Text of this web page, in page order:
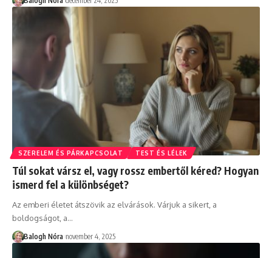
SZERELEM ÉS PÁRKAPCSOLAT TEST ÉS LÉLEK
Túl sokat vársz el, vagy rossz embertől kéred? Hogyan
ismerd fel a különbséget?
Az emberi életet átszövik az elvárások. Várjuk a sikert, a
boldogságot, a…
Balogh Nóra november 4, 2025